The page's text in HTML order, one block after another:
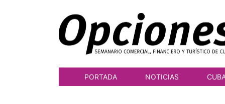
PORTADA NOTICIAS